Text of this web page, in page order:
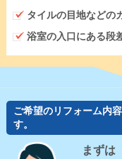
タイルの目地などの
浴室の入口にある段
ご希望のリフォーム内
す。
まずは